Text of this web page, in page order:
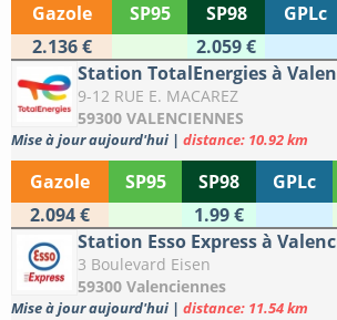
Gazole SP95 SP98 GPLc
2.136 €
2.059 €
Station TotalEnergies à
9-12 RUE E. MACAREZ
59300 VALENCIENNES
Mise à jour aujourd'hui | distance: 10.92 km
Gazole SP95 SP98 GPLc
2.094 €
1.99 €
Station Esso Express à
3 Boulevard Eisen
59300 Valenciennes
Mise à jour aujourd'hui | distance: 11.54 km